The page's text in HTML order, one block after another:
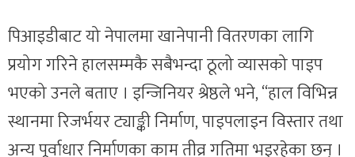
पिआइडीबाट यो नेपालमा खानेपानी वितरणका लागि
प्रयोग गरिने हालसम्मकै सबैभन्दा ठूलो व्यासको पाइप
भएको उनले बताए । इन्जिनियर श्रेष्ठले भने, “हाल विभिन्न
स्थानमा रिजर्भयर ट्याङ्की निर्माण, पाइपलाइन विस्तार तथा
अन्य पूर्वाधार निर्माणका काम तीव्र गतिमा भइरहेका छन् ।